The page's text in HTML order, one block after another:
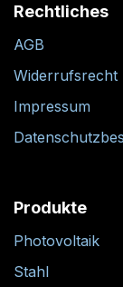
Rechtliches
AGB
Widerrufsrecht
Impressum
Produkte
Photovoltaik
Stahl